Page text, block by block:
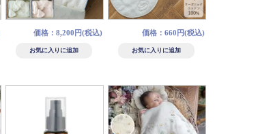
価格：8,200円(税込) 価格：660円(税込)